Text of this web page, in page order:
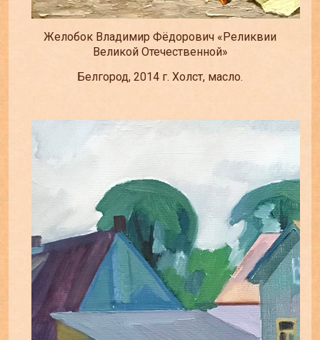
Желобок Владимир Фёдорович «Реликвии
Великой Отечественной»
Белгород, 2014 г. Холст, масло.